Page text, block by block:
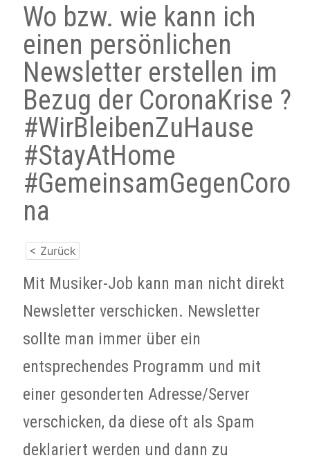
Wo bzw. wie kann ich
einen persönlichen
Newsletter erstellen im
Bezug der CoronaKrise ?
#WirBleibenZuHause
#StayAtHome
#GemeinsamGegenCoro
na
< Zurück
Mit Musiker-Job kann man nicht direkt
Newsletter verschicken. Newsletter
sollte man immer über ein
entsprechendes Programm und mit
einer gesonderten Adresse/Server
verschicken, da diese oft als Spam
deklariert werden und dann zu